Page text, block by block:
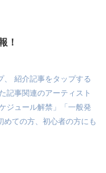
！
紹介記事をタップする
記事関連のアーティスト
ジュール解禁」「一般発
ての方、初心者の方にも